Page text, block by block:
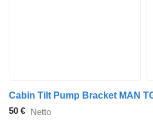
50 € Netto